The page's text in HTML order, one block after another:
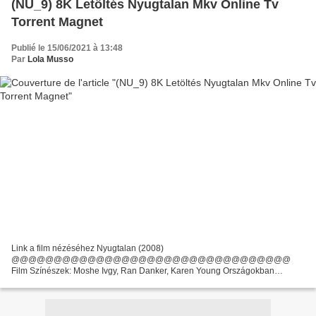
(NU_9) 8K Letöltés Nyugtalan Mkv Online Tv
Torrent Magnet
Publié le 15/06/2021 à 13:48
Par Lola Musso
Link a film nézéséhez Nyugtalan (2008)
@@@@@@@@@@@@@@@@@@@@@@@@@@@@@@@@@
Film Színészek: Moshe Ivgy, Ran Danker, Karen Young Országokban
Amos Kollek Film rendező: Amos Kollek Film...